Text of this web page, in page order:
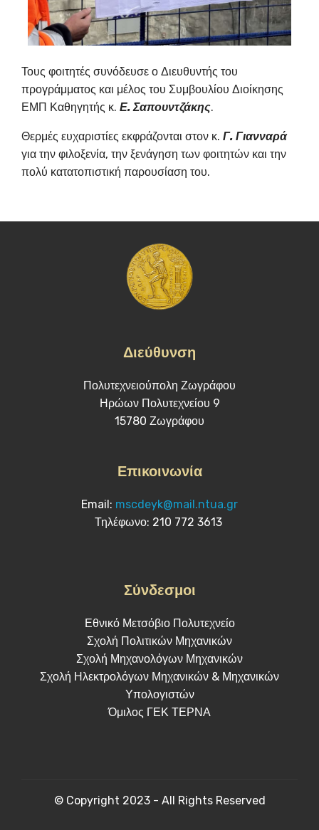
Τους φοιτητές συνόδευσε ο Διευθυντής του
προγράμματος και μέλος του Συμβουλίου Διοίκησης
ΕΜΠ Καθηγητής κ. Ε. Σαπουντζάκης.
Θερμές ευχαριστίες εκφράζονται στον κ. Γ. Γιανναρά
για την φιλοξενία, την ξενάγηση των φοιτητών και την
πολύ κατατοπιστική παρουσίαση του.
Διεύθυνση
Πολυτεχνειούπολη Ζωγράφου
Ηρώων Πολυτεχνείου 9
15780 Ζωγράφου
Επικοινωνία
Email: mscdeyk@mail.ntua.gr
Τηλέφωνο: 210 772 3613
Σύνδεσμοι
Εθνικό Μετσόβιο Πολυτεχνείο
Σχολή Πολιτικών Μηχανικών
Σχολή Μηχανολόγων Μηχανικών
Σχολή Ηλεκτρολόγων Μηχανικών & Μηχανικών
Υπολογιστών
Όμιλος ΓΕΚ ΤΕΡΝΑ
© Copyright 2023 - All Rights Reserved